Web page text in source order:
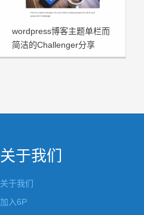
wordpress博客主题单栏而
简洁的Challenger分享
关于我们
关于我们
加入6P